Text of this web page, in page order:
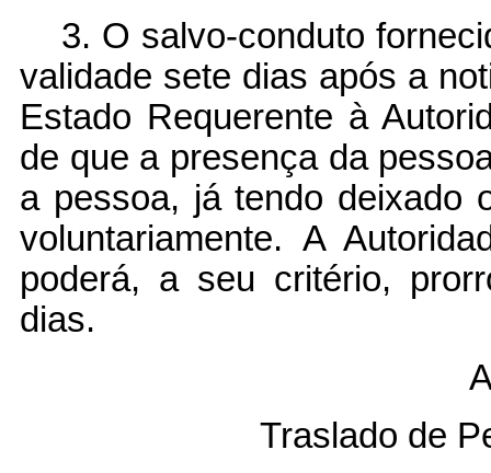
3. O salvo-conduto
validade sete dias após a
Estado Requerente à
de que a presença da
a pessoa, já tendo deixado
voluntariamente. A
poderá, a seu critério,
dias.
Traslado de